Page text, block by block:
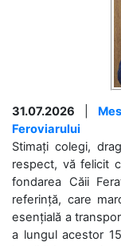
31.07.2026
Feroviarului
Stimați colegi,
respect, vă felicit
fondarea Căii
referință, care
esențială a
a lungul acestor